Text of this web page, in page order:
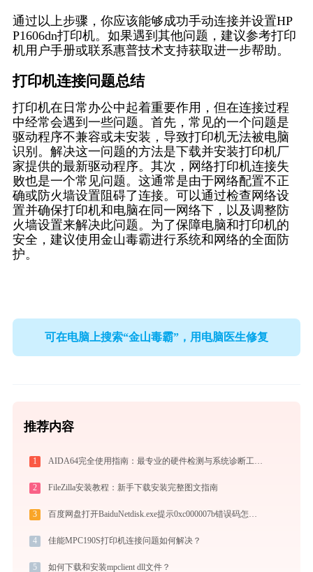
通过以上步骤，你应该能够成功手动连接并设置HP
P1606dn打印机。如果遇到其他问题，建议参考打印
机用户手册或联系惠普技术支持获取进一步帮助。
打印机连接问题总结
打印机在日常办公中起着重要作用，但在连接过程
中经常会遇到一些问题。首先，常见的一个问题是
驱动程序不兼容或未安装，导致打印机无法被电脑
识别。解决这一问题的方法是下载并安装打印机厂
家提供的最新驱动程序。其次，网络打印机连接失
败也是一个常见问题。这通常是由于网络配置不正
确或防火墙设置阻碍了连接。可以通过检查网络设
置并确保打印机和电脑在同一网络下，以及调整防
火墙设置来解决此问题。为了保障电脑和打印机的
安全，建议使用金山毒霸进行系统和网络的全面防
护。
可在电脑上搜索“金山毒霸”，用电脑医生修复
推荐内容
1 AIDA64完全使用指南：最专业的硬件检测与系统诊断工具从入门到精通（2026最新）
2 FileZilla安装教程：新手下载安装完整图文指南
3 百度网盘打开BaiduNetdisk.exe提示0xc000007b错误码怎么办
4 佳能MPC190S打印机连接问题如何解决？
5 如何下载和安装mpclient dll文件？